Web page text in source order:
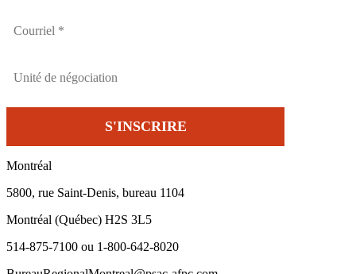
Montréal
5800, rue Saint-Denis, bureau 1104
Montréal (Québec) H2S 3L5
514-875-7100 ou 1-800-642-8020